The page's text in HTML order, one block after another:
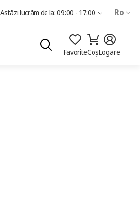
Astăzi lucrăm de la: 09:00 - 17:00 Ro
FavoriteCoșLogare